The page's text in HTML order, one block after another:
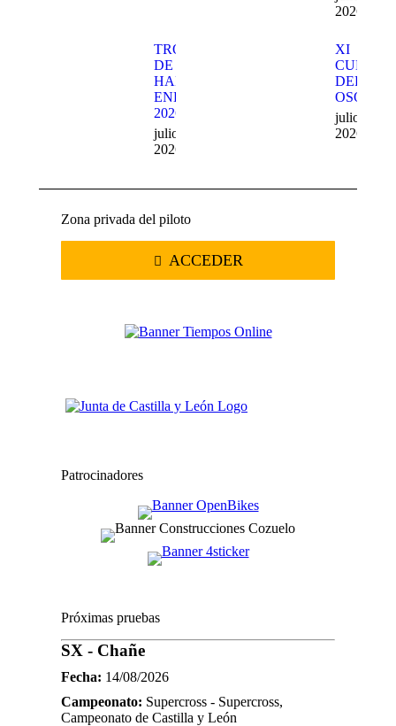
2026
TROFEO
DE
HARD
ENDURO
2026
julio 22,
2026
XI
CUEVA
DEL
OSO
julio 20,
2026
Zona privada del piloto
ACCEDER
Patrocinadores
Próximas pruebas
SX - Chañe
Fecha: 14/08/2026
Campeonato: Supercross - Supercross,
Campeonato de Castilla y León